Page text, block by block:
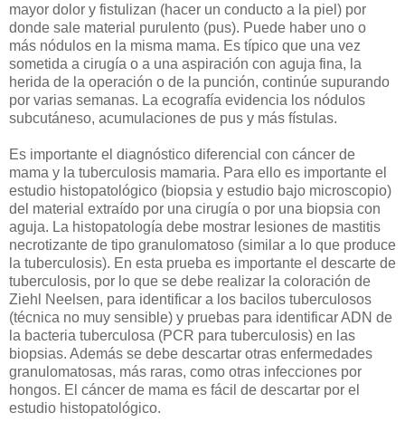
mayor dolor y fistulizan (hacer un conducto a la piel) por
donde sale material purulento (pus). Puede haber uno o
más nódulos en la misma mama. Es típico que una vez
sometida a cirugía o a una aspiración con aguja fina, la
herida de la operación o de la punción, continúe supurando
por varias semanas. La ecografía evidencia los nódulos
subcutáneso, acumulaciones de pus y más fístulas.
Es importante el diagnóstico diferencial con cáncer de
mama y la tuberculosis mamaria. Para ello es importante el
estudio histopatológico (biopsia y estudio bajo microscopio)
del material extraído por una cirugía o por una biopsia con
aguja. La histopatología debe mostrar lesiones de mastitis
necrotizante de tipo granulomatoso (similar a lo que produce
la tuberculosis). En esta prueba es importante el descarte de
tuberculosis, por lo que se debe realizar la coloración de
Ziehl Neelsen, para identificar a los bacilos tuberculosos
(técnica no muy sensible) y pruebas para identificar ADN de
la bacteria tuberculosa (PCR para tuberculosis) en las
biopsias. Además se debe descartar otras enfermedades
granulomatosas, más raras, como otras infecciones por
hongos. El cáncer de mama es fácil de descartar por el
estudio histopatológico.